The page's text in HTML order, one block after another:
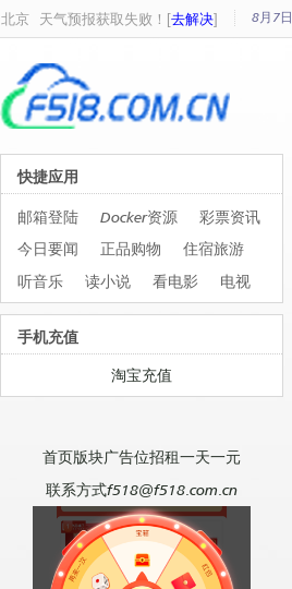
北京 天气预报获取失败！[去解决] 8月7日
快捷应用
邮箱登陆 Docker资源
彩票资讯
今日要闻
正品购物
住宿旅游
听音乐
读小说 看电影 电视
手机充值
淘宝充值
首页版块广告位招租一天一元
联系方式f518@f518.com.cn